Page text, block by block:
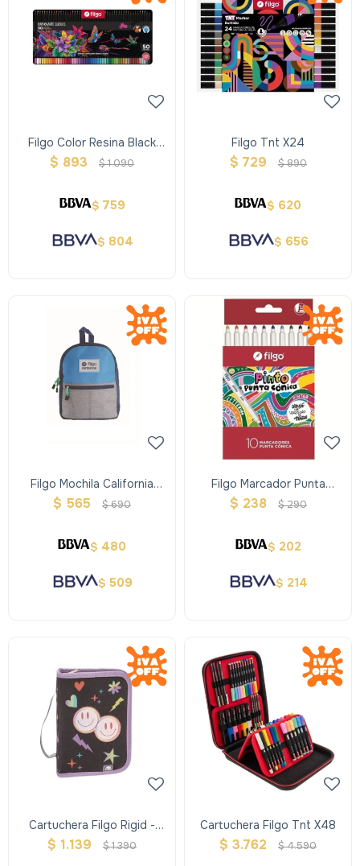
Filgo Color Resina Black
White - Estuche Lata X 50
$ 893 $1.090
$ 759
$ 804
Filgo Tnt X24
$ 729 $890
$ 620
$ 656
Filgo Mochila California
Azulgris
$ 565 $690
$ 480
$ 509
Filgo Marcador Punta
Conica Pinto 2221 X10
$ 238 $290
$ 202
$ 214
Cartuchera Filgo Rigid -
Emoji
$ 1.139 $1.390
Cartuchera Filgo Tnt X48
$ 3.762 $4.590